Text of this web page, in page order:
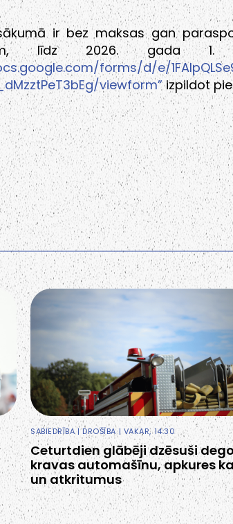
ir bez maksas gan
līdz 2026. gada 1.
forms/d/e/
viewform”izpildot
SABIEDRĪBA|DROŠĪBA| VAKAR, 14:30
Ceturtdien glābēji dzēsuši
kravas automašīnu, apkures
un atkritumus